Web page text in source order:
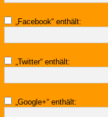
„Facebook“ enthält:
„Twitter“ enthält:
„Google+“ enthält: